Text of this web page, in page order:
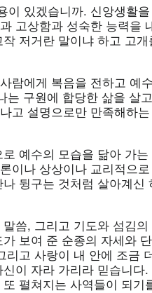
이 있겠습니까. 신앙생활
고상함과 성숙한 능력을
저거란 말이냐 하고 고
람에게 복음을 전하고 예
구원에 합당한 삶을 살
고 설명으로만 만족해하
예수의 모습을 닮아 가
이나 상상이나 교리적으
뒹구는 것처럼 살아계신
씀, 그리고 기도와 섬김
보여 준 순종의 자세와
고 사랑이 내 안에 조금
이 자라 가리라 믿습니다
펼쳐지는 사역들이 되기